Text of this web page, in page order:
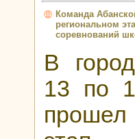
Команда
региональном
соревнований
В
13 по